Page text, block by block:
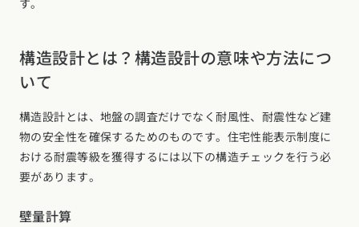
構造設計とは？構造設計の意味や方法につ
いて
構造設計とは、地盤の調査だけでなく耐風性、耐震性など建
物の安全性を確保するためのものです。住宅性能表示制度に
おける耐震等級を獲得するには以下の構造チェックを行う必
要があります。
壁量計算
愛知県 (28)岐阜県 (24)静岡県 (25) 三重県 (5)
関西エリア
大阪府 (19)兵庫県 (36)京都府 (6)滋賀県 (0)奈良県 (6)
和歌山県 (5)
中国エリア
四国エリア